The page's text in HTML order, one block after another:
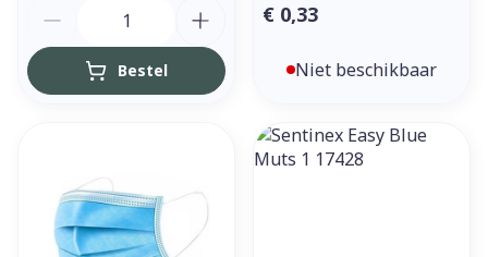
Bestel
€ 0,33
Niet beschikbaar